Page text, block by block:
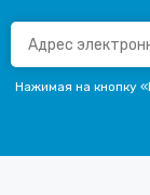
Нажимая на кнопку